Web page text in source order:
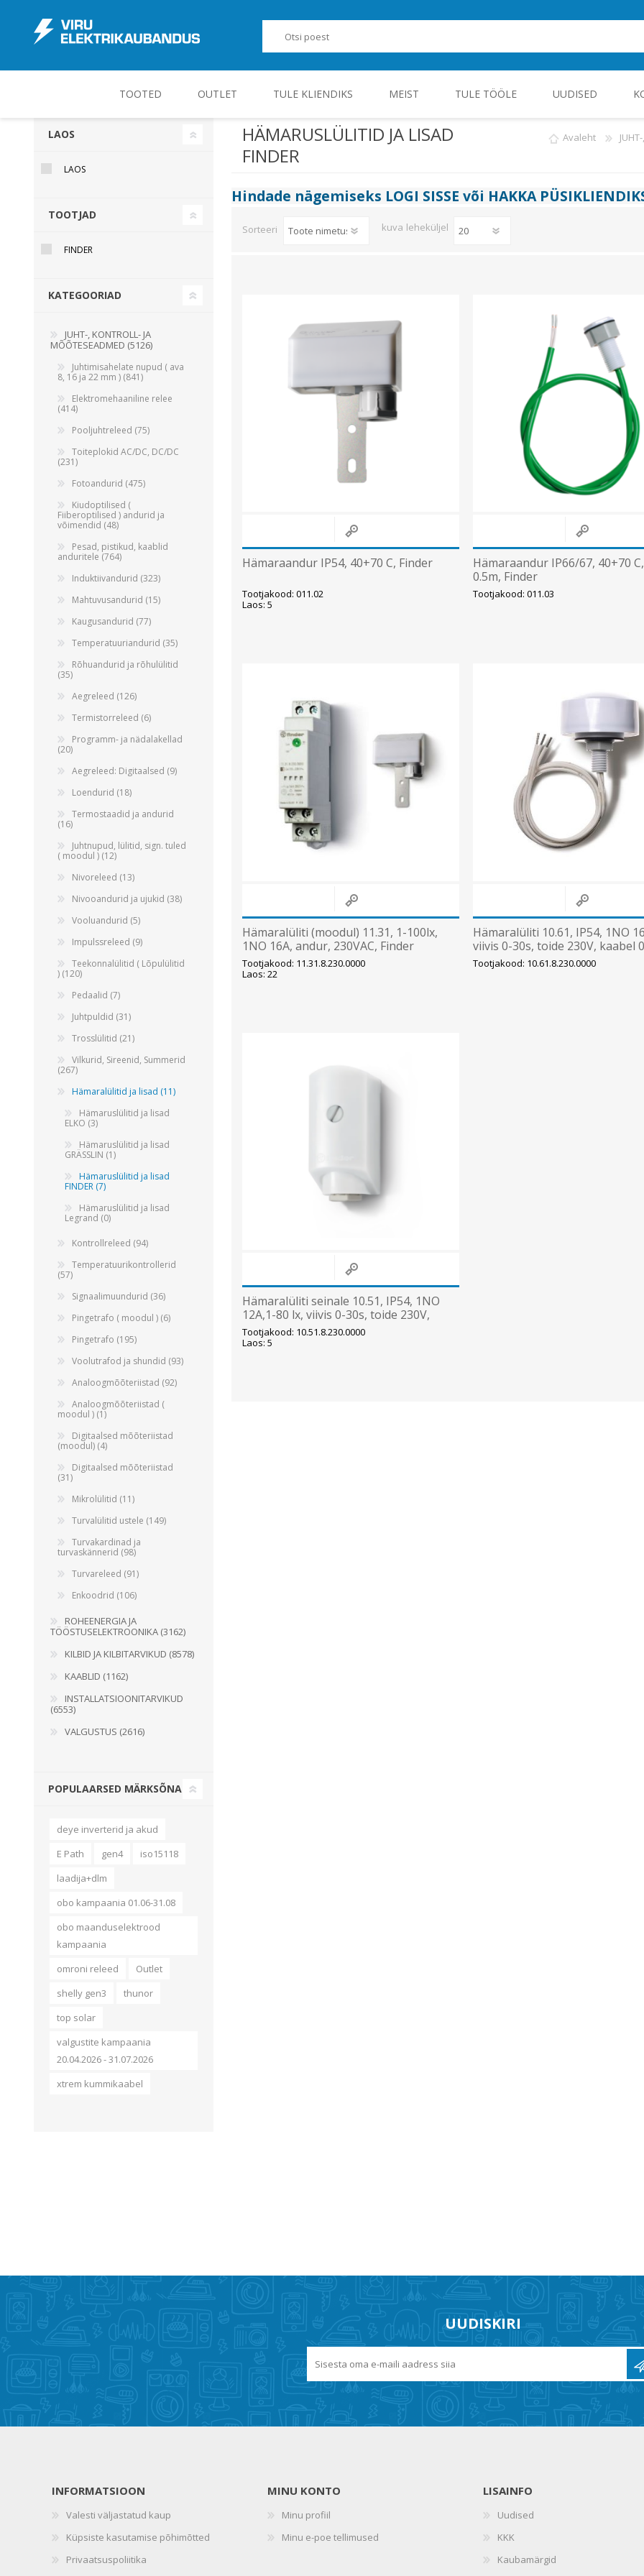
TOOTED
JUHT-, KONTROLL- JA MÕÕTESEADMED
Juhtimisahelate nupud ( ava 8, 16 ja 22 mm )
Elektromehaaniline relee
Pooljuhtreleed
Toiteplokid AC/DC, DC/DC
Vaata kõiki
Päikeseenergia
Kontrollerid
Sagedusmuundurid
Vaata kõiki
Alumiiniumkaablid ja -juhtmed
Vaskkaablid ja -juhtmed
INSTALLATSIOONITARVIKUD
Vaata kõiki
OUTLET TULE KLIENDIKS MEIST TULE TÖÖLE UUDISED
HÄMARUSLÜLITID JA LISAD
FINDER
Avaleht
Hindade nägemiseks LOGI SISSE või HAKKA
Sorteeri kuva leheküljel
Hämaraandur IP54, 40+70 C, Finder
Tootjakood: 011.02
Laos: 5
Hämaraandur IP66/67, 40+70
0.5m, Finder
Tootjakood: 011.03
Hämaralüliti (moodul) 11.31, 1-100lx,
1NO 16A, andur, 230VAC, Finder
Tootjakood: 11.31.8.230.0000
Laos: 22
Hämaralüliti 10.61, IP54, 1NO
viivis 0-30s, toide 230V, kaabel
Finder
Tootjakood: 10.61.8.230.0000
Hämaralüliti seinale 10.51, IP54, 1NO
12A,1-80 lx, viivis 0-30s, toide 230V,
Finder
Tootjakood: 10.51.8.230.0000
Laos: 5
LAOS
LAOS
TOOTJAD
FINDER
KATEGOORIAD
JUHT-, KONTROLL- JA
MÕÕTESEADMED (5126)
Juhtimisahelate nupud ( ava
8, 16 ja 22 mm ) (841)
Elektromehaaniline relee
(414)
Pooljuhtreleed (75)
Toiteplokid AC/DC, DC/DC
(231)
Fotoandurid (475)
Kiudoptilised (
Fiiberoptilised ) andurid ja
võimendid (48)
Pesad, pistikud, kaablid
anduritele (764)
Induktiivandurid (323)
Mahtuvusandurid (15)
Kaugusandurid (77)
Temperatuuriandurid (35)
Rõhuandurid ja rõhulülitid
(35)
Aegreleed (126)
Termistorreleed (6)
Programm- ja nädalakellad
(20)
Aegreleed: Digitaalsed (9)
Loendurid (18)
Termostaadid ja andurid
(16)
Juhtnupud, lülitid, sign. tuled
( moodul ) (12)
Nivoreleed (13)
Nivooandurid ja ujukid (38)
Vooluandurid (5)
Impulssreleed (9)
Teekonnalülitid ( Lõpulülitid
) (120)
Pedaalid (7)
Juhtpuldid (31)
Trosslülitid (21)
Vilkurid, Sireenid, Summerid
(267)
Hämaralülitid ja lisad (11)
Hämaruslülitid ja lisad
ELKO (3)
Hämaruslülitid ja lisad
GRÄSSLIN (1)
Hämaruslülitid ja lisad
FINDER (7)
Hämaruslülitid ja lisad
Legrand (0)
Kontrollreleed (94)
Temperatuurikontrollerid
(57)
Signaalimuundurid (36)
Pingetrafo ( moodul ) (6)
Pingetrafo (195)
Voolutrafod ja shundid (93)
Analoogmõõteriistad (92)
Analoogmõõteriistad (
moodul ) (1)
Digitaalsed mõõteriistad
(moodul) (4)
Digitaalsed mõõteriistad
(31)
Mikrolülitid (11)
Turvalülitid ustele (149)
Turvakardinad ja
turvaskännerid (98)
Turvareleed (91)
Enkoodrid (106)
ROHEENERGIA JA
TÖÖSTUSELEKTROONIKA (3162)
KILBID JA KILBITARVIKUD (8578)
KAABLID (1162)
INSTALLATSIOONITARVIKUD
(6553)
VALGUSTUS (2616)
POPULAARSED MÄRKSÕNAD
deye inverterid ja akud
E Path
gen4
iso15118
laadija+dlm
obo kampaania 01.06-31.08
obo maanduselektrood
kampaania
omroni releed
Outlet
shelly gen3
thunor
top solar
valgustite kampaania
20.04.2026 - 31.07.2026
xtrem kummikaabel
UUDISKIRI
INFORMATSIOON
Valesti väljastatud kaup
Küpsiste kasutamise põhimõtted
Privaatsuspoliitika
MINU KONTO
Minu profiil
Minu e-poe tellimused
LISAINFO
Uudised
KKK
Kaubamärgid